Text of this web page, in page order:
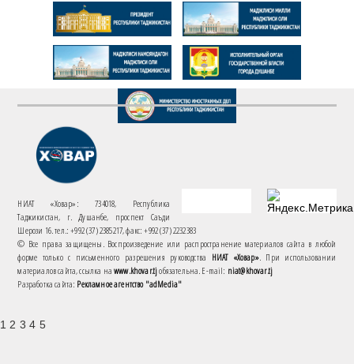
НИАТ «Ховар»: 734018, Республика
Таджикистан, г. Душанбе, проспект Саъди
Шерози 16. тел.: +992 (37) 2385217, факс: +992 (37) 2232383
© Все права защищены. Воспроизведение или распространение материалов сайта в любой
форме только с письменного разрешения руководства НИАТ «Ховар». При использовании
материалов сайта, ссылка наwww.khovar.tjобязательна. E-mail: niat@khovar.tj
Разработка сайта: Рекламное агентство "adMedia"
1 2 3 4 5